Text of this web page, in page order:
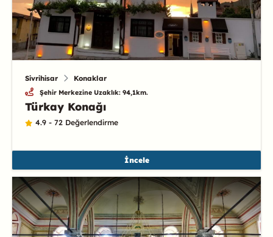
Sivrihisar Konaklar
Şehir Merkezine Uzaklık: 94,1km.
Türkay Konağı
4.9 - 72 Değerlendirme
İncele